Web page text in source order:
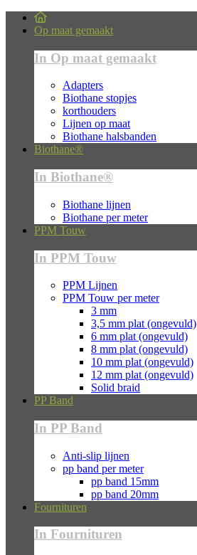
Op maat gemaakt
In Op maat gemaakt
Adapters
Biothane stopjes
korthouders
Lijnen op maat
Biothane halsbanden
Biothane®
In Biothane®
Biothane lijnen
Biothane per meter
PPM Touw
In PPM Touw
PPM Lijnen
PPM Touw per meter
3 mm
3,5 mm plat (ongevuld)
6 mm plat (ongevuld)
8 mm plat (ongevuld)
10 mm plat (ongevuld)
12 mm plat (ongevuld)
Solid braid
PP Band
In PP Band
Anti-slip lijnen
pp band per meter
pp band 15mm
pp band 20mm
Fournituren
In Fournituren